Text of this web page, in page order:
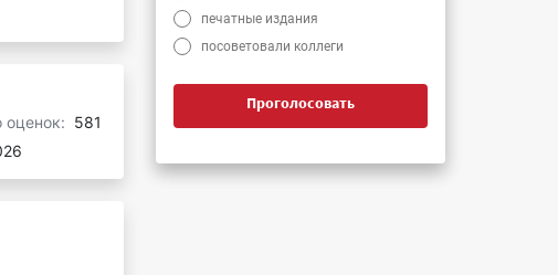
оценок: 581
печатные издания
посоветовали коллеги
Проголосовать